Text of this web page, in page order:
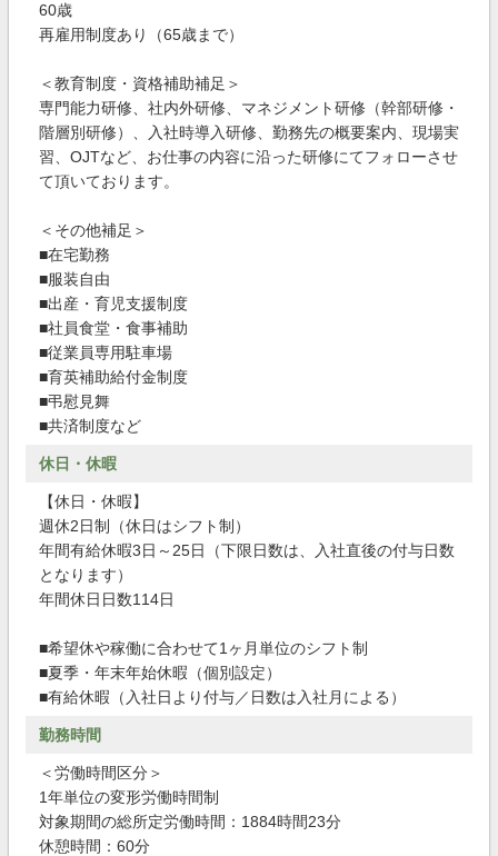
60歳
再雇用制度あり（65歳まで）
＜教育制度・資格補助補足＞
専門能力研修、社内外研修、マネジメント研修（幹部研修・
階層別研修）、入社時導入研修、勤務先の概要案内、現場実
習、OJTなど、お仕事の内容に沿った研修にてフォローさせ
て頂いております。
＜その他補足＞
■在宅勤務
■服装自由
■出産・育児支援制度
■社員食堂・食事補助
■従業員専用駐車場
■育英補助給付金制度
■弔慰見舞
■共済制度など
休日・休暇
【休日・休暇】
週休2日制（休日はシフト制）
年間有給休暇3日～25日（下限日数は、入社直後の付与日数
となります）
年間休日日数114日
■希望休や稼働に合わせて1ヶ月単位のシフト制
■夏季・年末年始休暇（個別設定）
■有給休暇（入社日より付与／日数は入社月による）
勤務時間
＜労働時間区分＞
1年単位の変形労働時間制
対象期間の総所定労働時間：1884時間23分
休憩時間：60分